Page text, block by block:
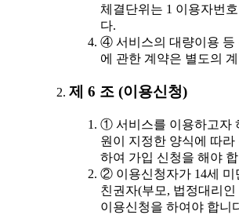
체결단위는 1 이용자번
다.
④ 서비스의 대량이용 등
에 관한 계약은 별도의
제 6 조 (이용신청)
① 서비스를 이용하고자
원이 지정한 양식에 따
하여 가입 신청을 해야
② 이용신청자가 14세 미
친권자(부모, 법정대리인
이용신청을 하여야 합니